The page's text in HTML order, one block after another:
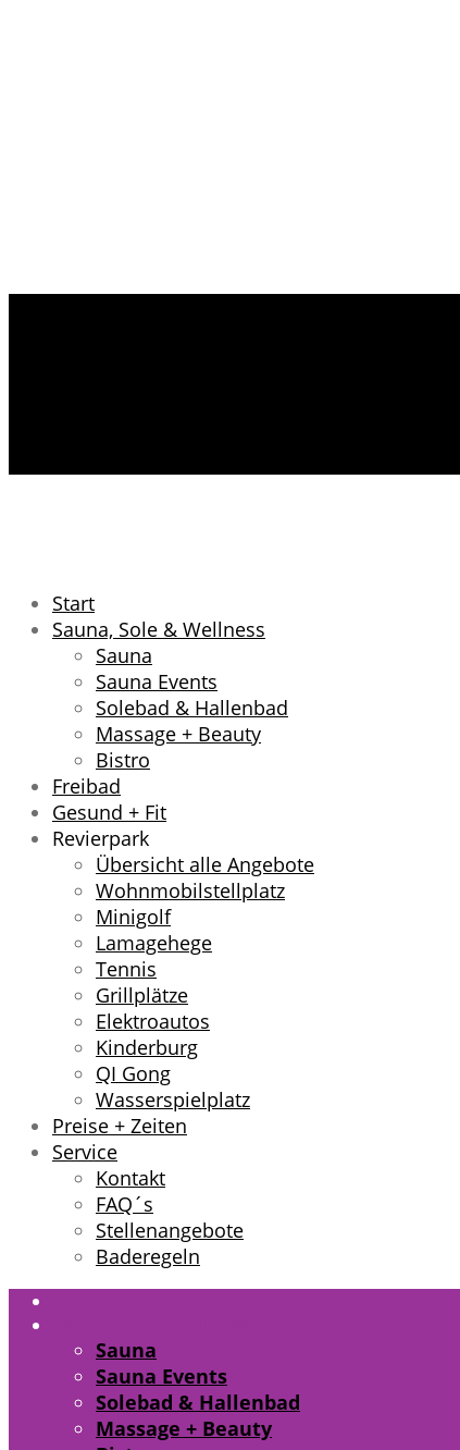
Start
Sauna, Sole & Wellness
Sauna
Sauna Events
Solebad & Hallenbad
Massage + Beauty
Bistro
Freibad
Gesund + Fit
Revierpark
Übersicht alle Angebote
Wohnmobilstellplatz
Minigolf
Lamagehege
Tennis
Grillplätze
Elektroautos
Kinderburg
QI Gong
Wasserspielplatz
Preise + Zeiten
Service
Kontakt
FAQ´s
Stellenangebote
Baderegeln
Sauna
Sauna Events
Solebad & Hallenbad
Massage + Beauty